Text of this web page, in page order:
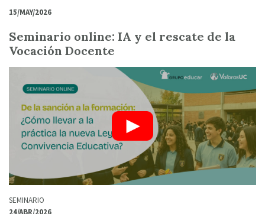
15/MAY/2026
Seminario online: IA y el rescate de la
Vocación Docente
SEMINARIO
24/ABR/2026